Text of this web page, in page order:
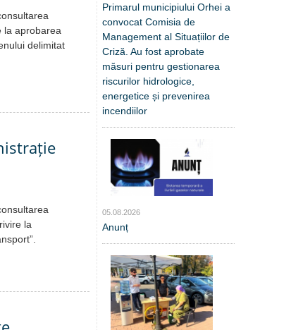
la aprobarea
delimitat
la
Primarul municipiului Orhei a
convocat Comisia de
Management al Situațiilor de
Criză. Au fost aprobate
măsuri pentru gestionarea
riscurilor hidrologice,
energetice și prevenirea
incendiilor
05.08.2026
Anunț